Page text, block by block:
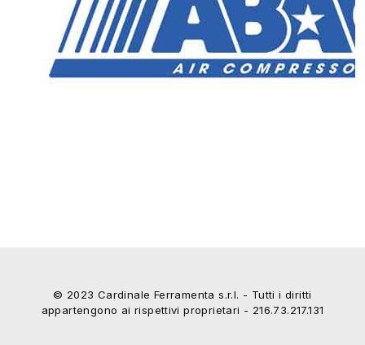
© 2023 Cardinale Ferramenta s.r.l. - Tutti i diritti
appartengono ai rispettivi proprietari - 216.73.217.131